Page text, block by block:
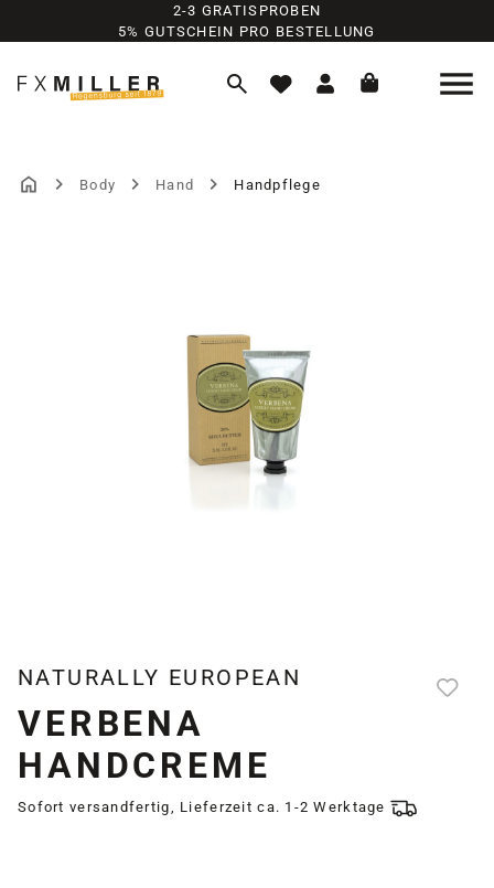
Zum Hauptinhalt springen
2-3 GRATISPROBEN
5% GUTSCHEIN PRO BESTELLUNG
Body Hand Handpflege
NATURALLY EUROPEAN
VERBENA
HANDCREME
Sofort versandfertig, Lieferzeit ca. 1-2 Werktage